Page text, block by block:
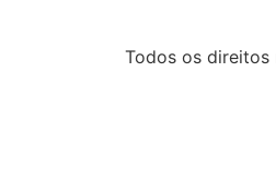
Todos os direitos